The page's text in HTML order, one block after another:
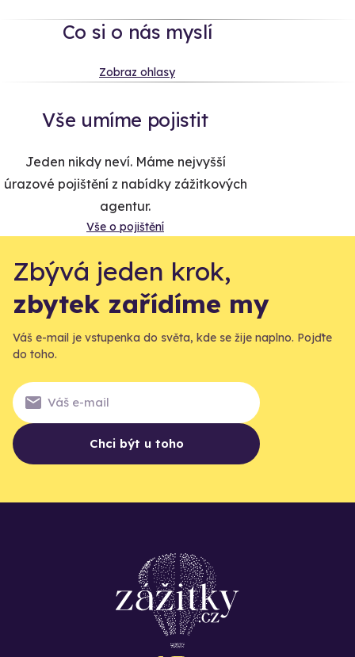
Co si o nás myslí
Zobraz ohlasy
Vše umíme pojistit
Jeden nikdy neví. Máme nejvyšší
úrazové pojištění z nabídky zážitkových
agentur.
Vše o pojištění
Zbývá jeden krok,
zbytek zařídíme my
Váš e-mail je vstupenka do světa, kde se žije naplno. Pojďte
do toho.
Chci být u toho